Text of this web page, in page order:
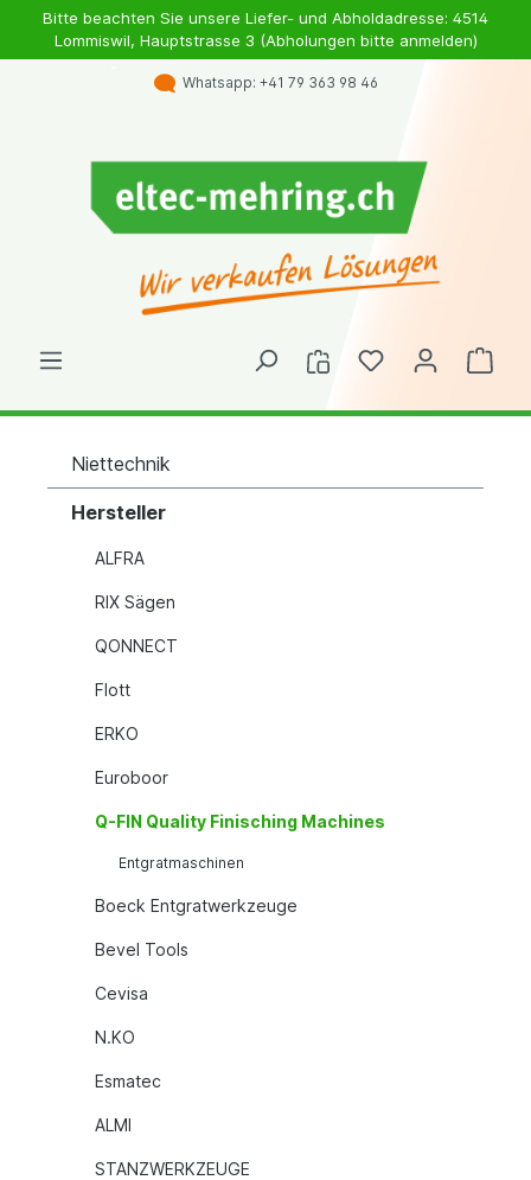
Bitte beachten Sie unsere Liefer- und Abholdadresse: 4514
Lommiswil, Hauptstrasse 3 (Abholungen bitte anmelden)
Whatsapp: +41 79 363 98 46
Niettechnik
Hersteller
ALFRA
RIX Sägen
QONNECT
Flott
ERKO
Euroboor
Q-FIN Quality Finisching Machines
Entgratmaschinen
Boeck Entgratwerkzeuge
Bevel Tools
Cevisa
N.KO
Esmatec
ALMI
STANZWERKZEUGE